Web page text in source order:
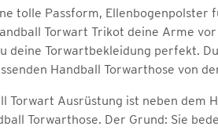
tolle Passform, Ellenbogenpolster
Torwart Trikot deine Arme
deine Torwartbekleidung perfekt.
Handball Torwarthose von
Torwart Ausrüstung ist neben dem
Torwarthose. Der Grund: Sie